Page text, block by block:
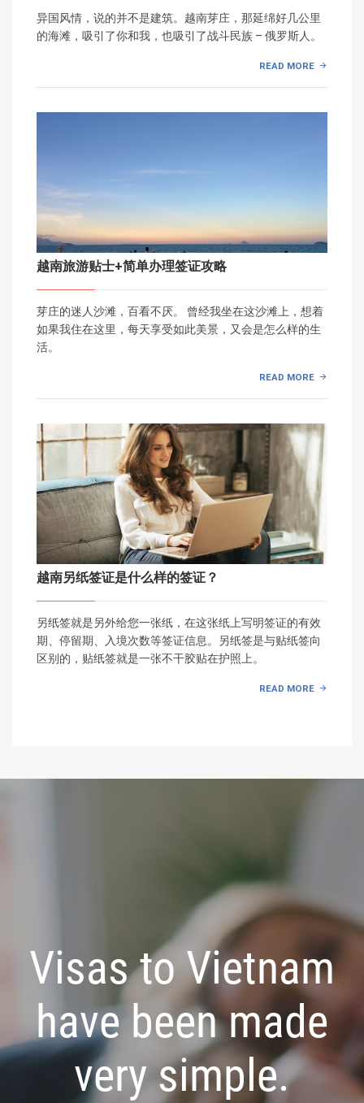
异国风情，说的并不是建筑。越南芽庄，那延绵好几公里
的海滩，吸引了你和我，也吸引了战斗民族 – 俄罗斯人。
READ MORE
越南旅游贴士+简单办理签证攻略
芽庄的迷人沙滩，百看不厌。 曾经我坐在这沙滩上，想着
如果我住在这里，每天享受如此美景，又会是怎么样的生
活。
READ MORE
越南另纸签证是什么样的签证？
另纸签就是另外给您一张纸，在这张纸上写明签证的有效
期、停留期、入境次数等签证信息。另纸签是与贴纸签向
区别的，贴纸签就是一张不干胶贴在护照上。
READ MORE
Visas to Vietnam
have been made
very simple.